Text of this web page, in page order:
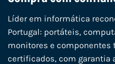
Líder em informática
Portugal: portáteis,
monitores e componentes
certificados, com garantia